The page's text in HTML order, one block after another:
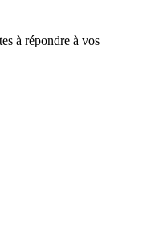
à répondre à vos